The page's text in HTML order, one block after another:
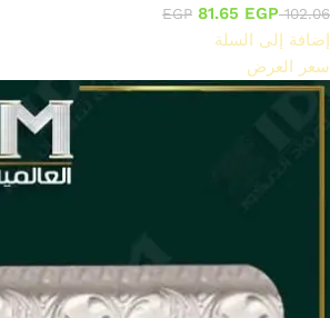
102.06
EGP 81.65 EGP
إضافة إلى السلة
سعر العرض